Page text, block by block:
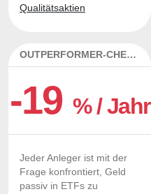
Qualitätsaktien
OUTPERFORMER-CHECK
-19% / Jahr
Jeder Anleger ist mit der
Frage konfrontiert, Geld
passiv in ETFs zu